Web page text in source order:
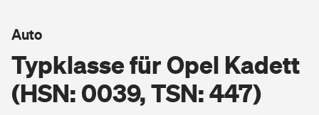
Berufsunfähigkeitsversicherung
Erwerbsunfähigkeitsversicherung
Wohnen
Typklasse für Opel Kadett
(HSN: 0039, TSN: 447)
Auto